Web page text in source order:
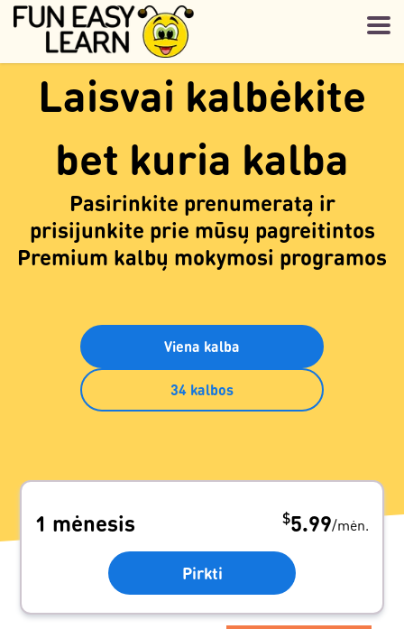
Laisvai kalbėkite
bet kuria kalba
Pasirinkite prenumeratą ir
prisijunkite prie mūsų pagreitintos
Premium kalbų mokymosi programos
Viena kalba
34 kalbos
1 mėnesis $5.99/mėn.
Pirkti